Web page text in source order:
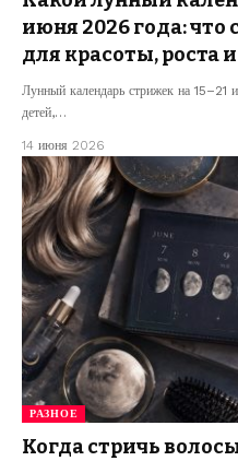
июня 2026 года: что
для красоты, роста
Лунный календарь стрижек на
детей,…
14 июня 2026
РАЗНОЕ
Когда стричь